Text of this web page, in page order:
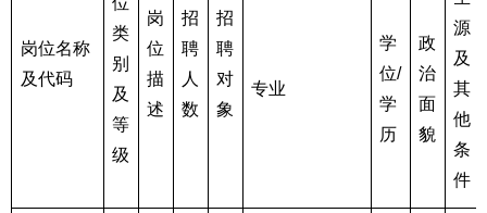
岗位名称
及代码
类
别
及
等
级
岗
位
描
述
招
聘
人
数
招
聘
对
象
专业
学
位/
学
历
政
治
面
貌
源
及
其
他
条
件